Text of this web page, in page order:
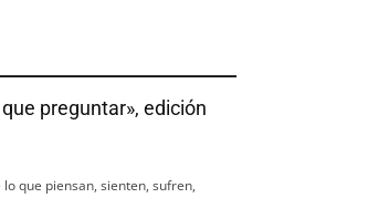
preguntar», edición
lo que piensan, sienten, sufren,